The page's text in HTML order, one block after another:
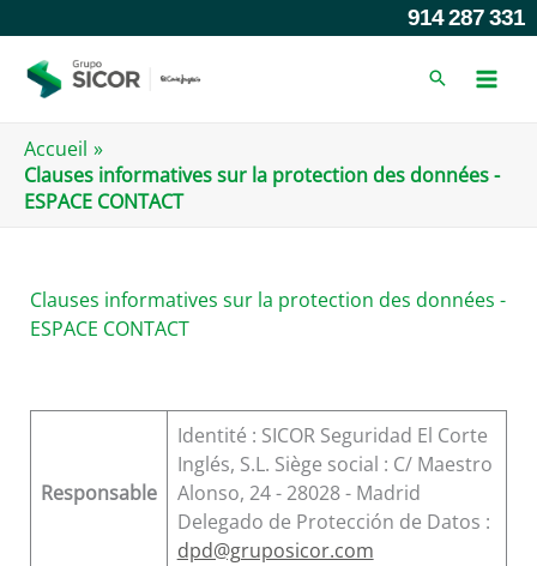
to
content
914 287 331
Accueil
Clauses informatives sur la protection des données -
ESPACE CONTACT
Clauses informatives sur la protection des données -
ESPACE CONTACT
Responsable
Identité : SICOR Seguridad El Corte
Inglés, S.L. Siège social : C/ Maestro
Alonso, 24 - 28028 - Madrid
Delegado de Protección de Datos :
dpd@gruposicor.com